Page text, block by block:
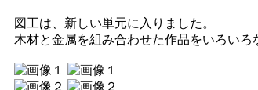
図工は、新しい単元に入りました。
木材と金属を組み合わせた作品をいろいろ